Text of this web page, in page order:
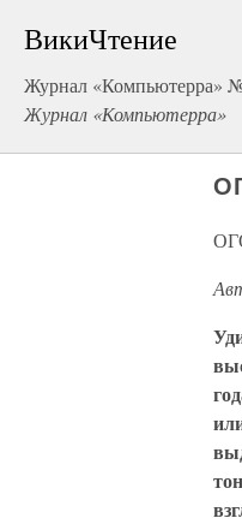
ВикиЧтение
Журнал «Компьютерра»
Журнал «Компьютерра»